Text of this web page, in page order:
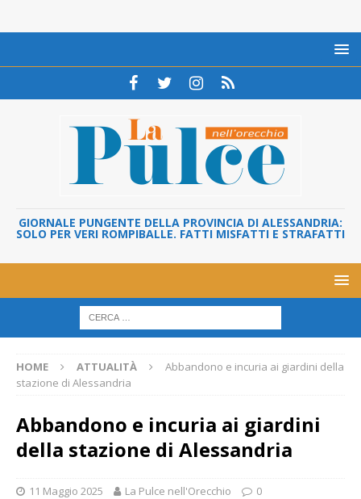
GIORNALE PUNGENTE DELLA PROVINCIA DI ALESSANDRIA:
SOLO PER VERI ROMPIBALLE. FATTI MISFATTI E STRAFATTI
HOME ATTUALITÀ
Abbandono e incuria ai giardini della
stazione di Alessandria
Abbandono e incuria ai giardini
della stazione di Alessandria
11 Maggio 2025 La Pulce nell'Orecchio 0